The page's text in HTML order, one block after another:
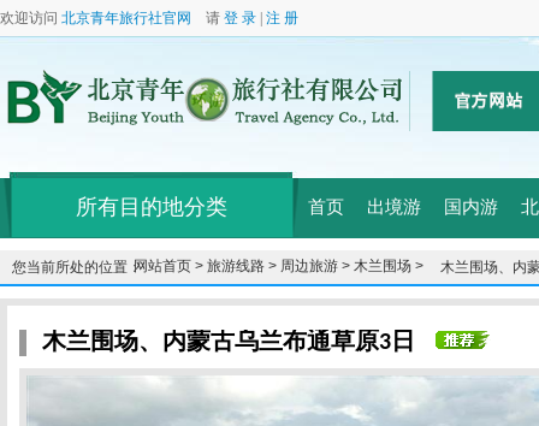
欢迎访问 北京青年旅行社官网 请 登 录 注 册
所有目的地分类 首页 出境游 国内游
您当前所处的位置：网站首页 > 旅游线路 > 周边旅游 > 木兰围场 > 木兰围场、内
木兰围场、内蒙古乌兰布通草原3日